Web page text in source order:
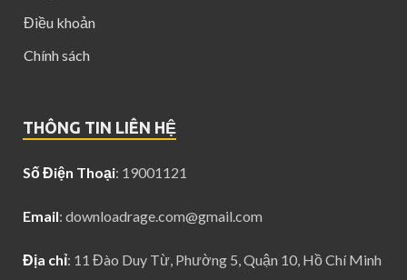
Điều khoản
Chính sách
THÔNG TIN LIÊN HỆ
Số Điện Thoại: 19001121
Email: downloadrage.com@gmail.com
Địa chỉ: 11 Đào Duy Từ, Phường 5, Quận 10, Hồ Chí Minh